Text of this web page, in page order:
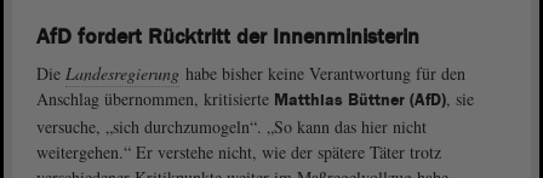
AfD fordert Rücktritt der Innenministerin
Die Landesregierung habe bisher keine Verantwortung für den
Anschlag übernommen, kritisierte Matthias Büttner (AfD), sie
versuche, „sich durchzumogeln“. „So kann das hier nicht
weitergehen.“ Er verstehe nicht, wie der spätere Täter trotz